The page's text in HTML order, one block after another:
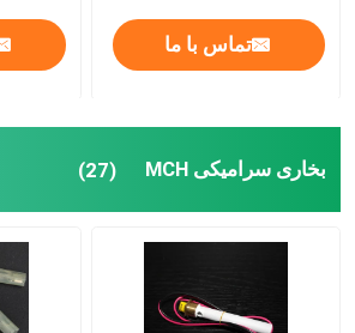
تماس با ما
بخاری سرامیکی MCH (27)